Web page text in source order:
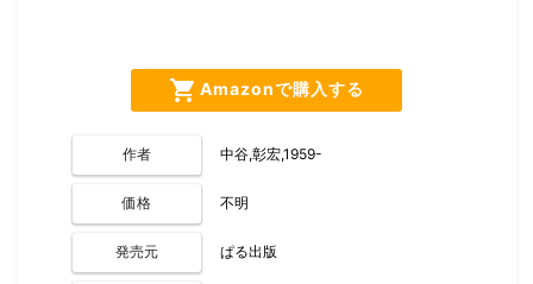
shopping_cart Amazonで購入する
作者 中谷,彰宏,1959-
価格 不明
発売元 ぱる出版